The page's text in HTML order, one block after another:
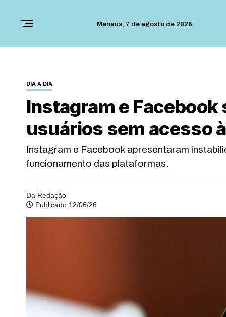
Manaus, 7 de agosto de 2026
DIA A DIA
Instagram e
usuários sem acesso
Instagram e Facebook apresentaram
funcionamento das plataformas.
Da Redação
Publicado 12/06/26